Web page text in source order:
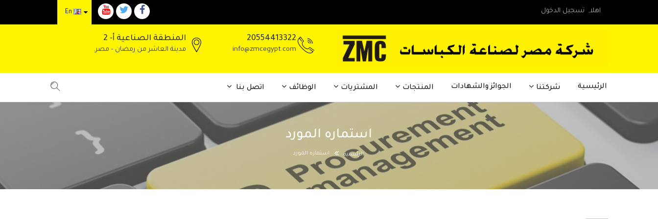
اهلا, تسجيل الدخول
20554413322
info@zmcegypt.com
المنطقة الصناعية أ- 2
مدينة العاشر من رمضان - مصر.
الرئيسية شركتنا الجوائز والشهادات المنتجات المشتريات الوظائف اتصل بنا
استماره المورد
الرئيسية استماره المورد